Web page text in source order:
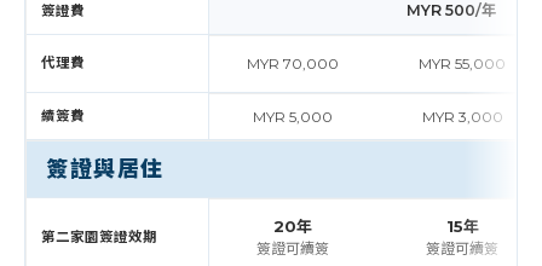
簽證費 MYR 500/年
代理費 MYR 70,000 MYR 55,000
續簽費 MYR 5,000 MYR 3,000
簽證與居住
第二家園簽證效期
20年
簽證可續簽
15年
簽證可續簽